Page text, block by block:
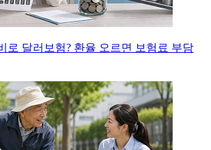
로 달러보험? 환율 오르면 보험료 부담